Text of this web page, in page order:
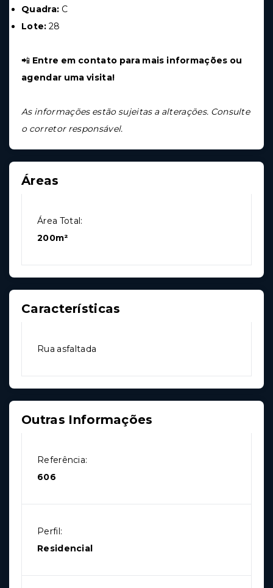
Quadra: C
Lote: 28
📲 Entre em contato para mais informações ou
agendar uma visita!
As informações estão sujeitas a alterações. Consulte
o corretor responsável.
Áreas
Área Total:
200m²
Características
Rua asfaltada
Outras Informações
Referência:
606
Perfil:
Residencial